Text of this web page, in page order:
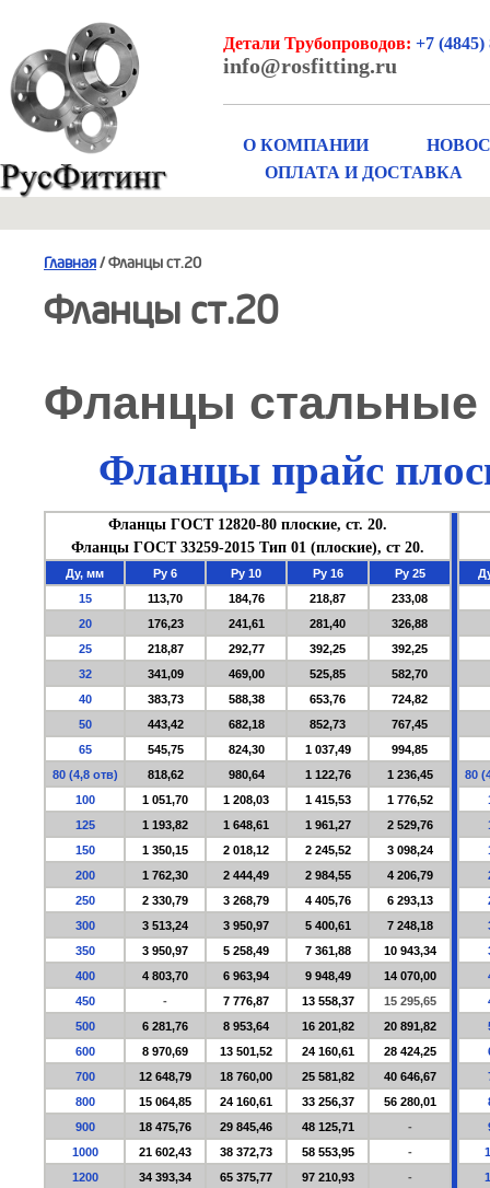
Детали Трубопроводов: +7 (4845)
info@rosfitting.ru
О КОМПАНИИ
ОПЛАТА И ДОСТАВКА
Главная/ Фланцы ст.20
Фланцы ст.20
Фланцы стальные
Фланцы прайс
Фланцы ГОСТ 12820-80 плоские, ст. 20.
Фланцы ГОСТ 33259-2015 Тип 01 (плоские), ст 20.
Ду, мм Ру 6 Ру 10 Ру16 Ру25
15
113,70 184,76 218,87
233,08
20
176,23 241,61 281,40
326,88
25
218,87 292,77 392,25
392,25
32
341,09 469,00 525,85
582,70
40
383,73 588,38 653,76
724,82
50
443,42 682,18 852,73
767,45
65
545,75 824,30 1 037,49
994,85
80 (4,8 отв)
818,62 980,64 1 122,76 1 236,45
80
100
1 051,70 1 208,03 1 415,53 1 776,52
125
1 193,82 1 648,61 1 961,27 2 529,76
150
1 350,15 2 018,12 2 245,52 3 098,24
200
1 762,30 2 444,49 2 984,55 4 206,79
250
2 330,79 3 268,79 4 405,76 6 293,13
300
3 513,24 3 950,97 5 400,61 7 248,18
350
3 950,97 5 258,49 7 361,88 10 943,34
400
4 803,70 6 963,94 9 948,49 14 070,00
450
- 7 776,87 13 558,37 15 295,65
500
6 281,76 8 953,64 16 201,82 20 891,82
600
8 970,69 13 501,52 24 160,61 28 424,25
700
12 648,79 18 760,00 25 581,82 40 646,67
800
15 064,85 24 160,61 33 256,37 56 280,01
900
18 475,76 29 845,46 48 125,71 -
1000
21 602,43 38 372,73 58 553,95 -
1200
34 393,34 65 375,77 97 210,93 -